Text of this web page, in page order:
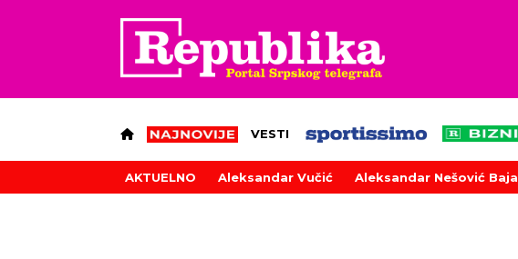
VESTI
AKTUELNO Aleksandar Vučić Aleksandar Nešović Baja